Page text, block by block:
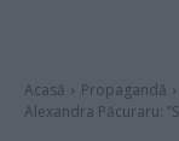
Acasă Propagandă
Alexandra Păcuraru: